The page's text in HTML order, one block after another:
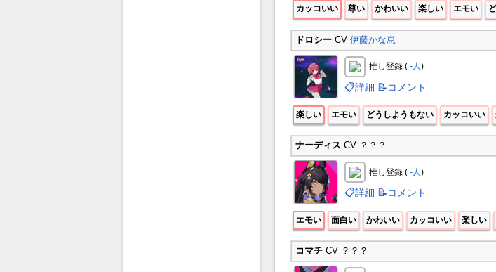
カッコいい 尊い かわいい 楽しい エモい
ドロシーCV 伊藤かな恵
推し登録 ( -人)
📋詳細 📝コメント
楽しい エモい どうしようもない カッコいい
ナーディス CV ？？？
推し登録 ( -人 )
📋詳細 📝コメント
エモい 面白い かわいい カッコいい 楽しい
コマチCV ？？？